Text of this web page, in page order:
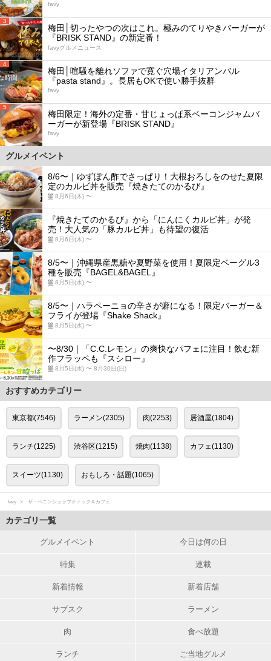
favy
3
梅田│切ったやつの次はこれ。極みのてりやきバーガーが
『BRISK STAND』の新定番！
favyグルメニュース
4
梅田│喧騒を離れソファで寛ぐ穴場イタリアンバル
『pasta stand』。長居もOKで使い勝手抜群
favy
5
梅田限定！海外の定番・甘じょっぱ系ベーコンジャムバ
ーガーが新登場『BRISK STAND』
favy
グルメイベント
8/6〜｜ゆずぽん酢でさっぱり！大根おろしをのせた夏限
定のカルビ丼を販売『焼きたてのかるび』
8月6日(木) 〜
『焼きたてのかるび』から「にんにくカルビ丼」が発
売！大人気の「豚カルビ丼」も待望の復活
8月6日(木) 〜
8/5〜｜沖縄県産黒糖や夏野菜を使用！夏限定ベーグル3
種を販売『BAGEL&BAGEL』
8月5日(水) 〜
8/5〜｜ハラペーニョの辛さが癖になる！限定バーガー＆
フライが登場『Shake Shack』
8月5日(水) 〜
〜8/30｜「C.C.レモン」の爽快なパフェに注目！飲む新
作フラッペも『スシロー』
8月5日(水) 〜 8月30日(日)
おすすめカテゴリー
東京都(7546) ラーメン(2305) 肉(2253) 居酒屋(1804)
ランチ(1225) 渋谷区(1215) 焼肉(1138) カフェ(1130)
スイーツ(1130) おもしろ・話題(1065)
favy ザ・ペニンシュラブティック＆カフェ
カテゴリ一覧
グルメイベント 今日は何の日
特集 連載
新着情報 新着店舗
サブスク ラーメン
肉 食べ放題
ランチ ご当地グルメ